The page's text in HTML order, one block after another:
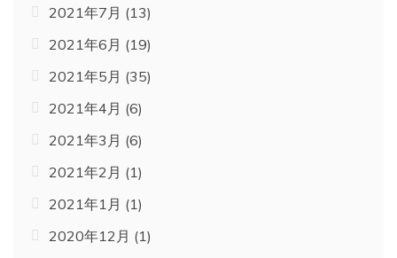
2021年7月 (13)
2021年6月 (19)
2021年5月 (35)
2021年4月 (6)
2021年3月 (6)
2021年2月 (1)
2021年1月 (1)
2020年12月 (1)